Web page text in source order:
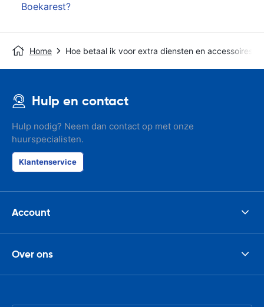
Boekarest?
Home Hoe betaal ik voor extra diensten en accessoires?
Hulp en contact
Hulp nodig? Neem dan contact op met onze
huurspecialisten.
Klantenservice
Account
Over ons